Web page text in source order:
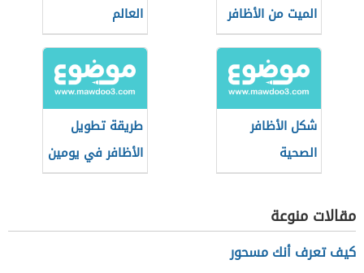
الميت من الأظافر
العالم
شكل الأظافر
الصحية
طريقة تطويل
الأظافر في يومين
مقالات منوعة
كيف تعرف أنك مسحور